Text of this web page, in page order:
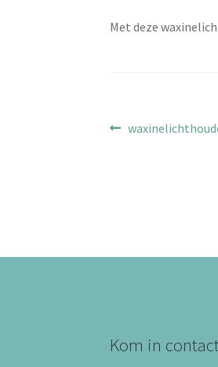
Met deze
Bericht
Vorig
Kom in